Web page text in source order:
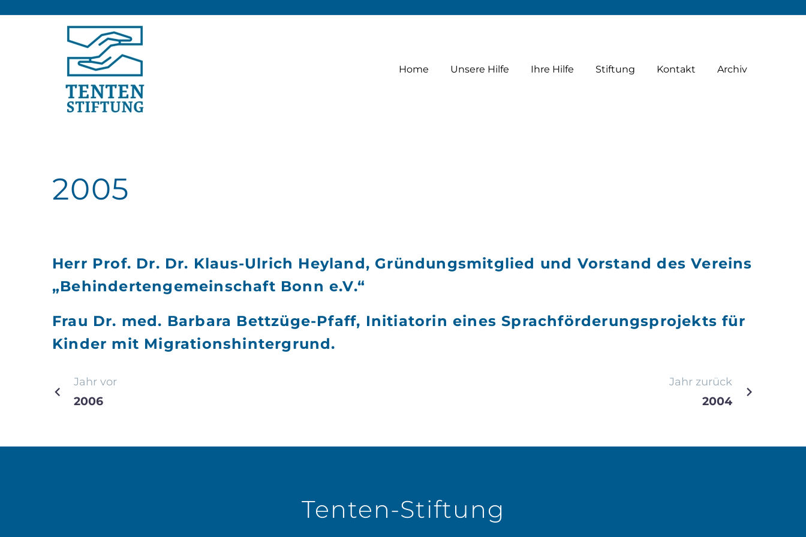
Home Unsere Hilfe Ihre Hilfe Stiftung Kontakt Archiv
2005
2005
Herr Prof. Dr. Dr. Klaus-Ulrich Heyland, Gründungsmitglied und Vorstand des Vereins
„Behindertengemeinschaft Bonn e.V.“
Frau Dr. med. Barbara Bettzüge-Pfaff, Initiatorin eines Sprachförderungsprojekts für
Kinder mit Migrationshintergrund.
Beitragsnavigation
Jahr vor
2006
Jahr zurück
2004
Tenten-Stiftung